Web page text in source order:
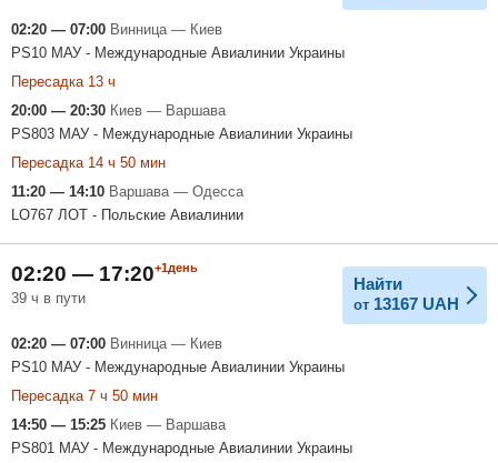
02:20 — 07:00 Винница — Киев
PS10 МАУ - Международные Авиалинии Украины
Пересадка 13 ч
20:00 — 20:30 Киев — Варшава
PS803 МАУ - Международные Авиалинии Украины
Пересадка 14 ч 50 мин
11:20 — 14:10 Варшава — Одесса
LO767 ЛОТ - Польские Авиалинии
02:20 — 17:20+1день
39 ч в пути
Найти
от 13167 UAH
02:20 — 07:00 Винница — Киев
PS10 МАУ - Международные Авиалинии Украины
Пересадка 7 ч 50 мин
14:50 — 15:25 Киев — Варшава
PS801 МАУ - Международные Авиалинии Украины